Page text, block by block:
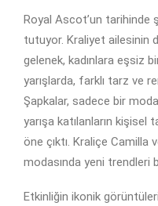
Royal Ascot’un tarihinde
tutuyor. Kraliyet ailesinin
gelenek, kadınlara eşsiz
yarışlarda, farklı tarz ve
Şapkalar, sadece bir
yarışa katılanların kişisel
öne çıktı. Kraliçe Camilla
modasında yeni trendleri
Etkinliğin ikonik